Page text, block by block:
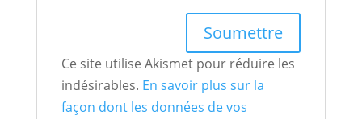
Ce site utilise Akismet pour réduire les
indésirables. En savoir plus sur la
façon dont les données de vos